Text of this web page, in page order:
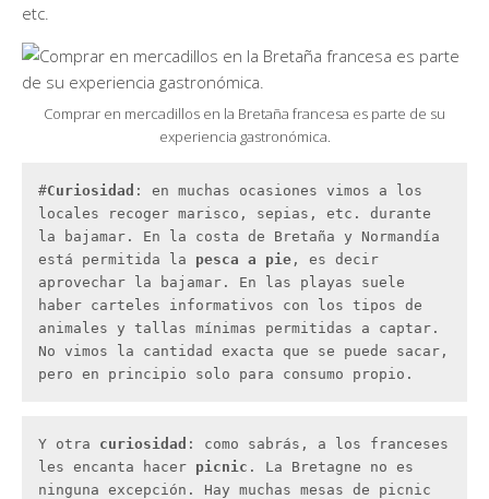
etc.
Comprar en mercadillos en la Bretaña francesa es parte de su
experiencia gastronómica.
#Curiosidad : en muchas ocasiones vimos a los
locales recoger marisco, sepias, etc. durante
la bajamar. En la costa de Bretaña y Normandía
está permitida la pesca a pie , es decir
aprovechar la bajamar. En las playas suele
haber carteles informativos con los tipos de
animales y tallas mínimas permitidas a captar.
No vimos la cantidad exacta que se puede sacar,
pero en principio solo para consumo propio.
Y otra curiosidad : como sabrás, a los franceses
les encanta hacer picnic . La Bretagne no es
ninguna excepción. Hay muchas mesas de picnic